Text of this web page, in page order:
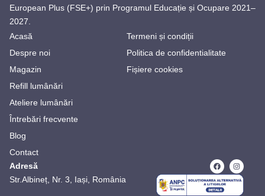
European Plus (FSE+) prin Programul Educație și Ocupare 2021–
2027.
Acasă
Despre noi
Magazin
Refill lumânări
Ateliere lumânări
Întrebări frecvente
Blog
Contact
Termeni și condiții
Politica de confidentialitate
Fișiere cookies
Adresă
Str.Albineț, Nr. 3, Iași, România